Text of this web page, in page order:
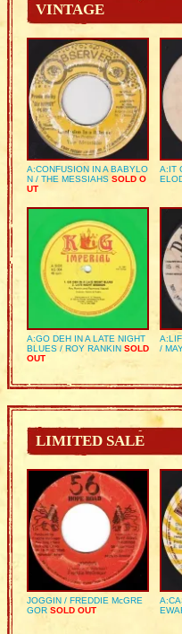
VINTAGE
A:CONFUSION IN A BABYLO
N / THE MESSIAHS SOLD O
UT
A:IT
A:GO DEH IN A LATE NIGHT
BLUES / ROY RANKIN SOLD
OUT
/
LIMITED SALE
JOGGIN / FREDDIE McGRE
GOR SOLD OUT